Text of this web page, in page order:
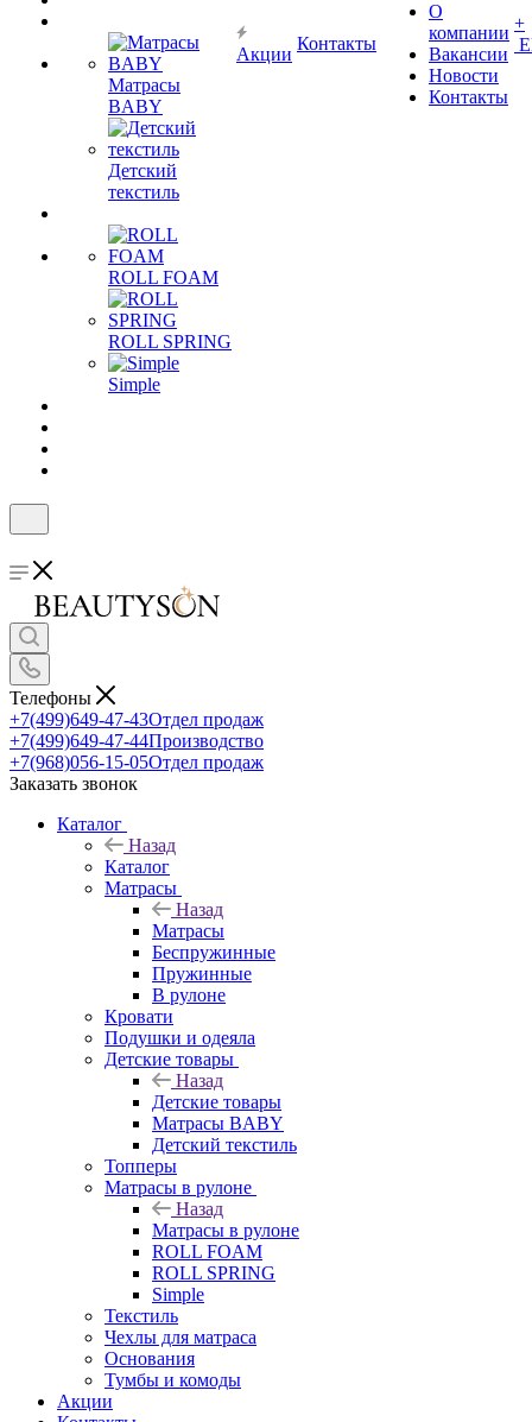
Матрасы
BABY
Детский
текстиль
ROLL FOAM
ROLL SPRING
Simple
Акции
Контакты
О
компании
Вакансии
Новости
Контакты
+
Телефоны
+7(499)649-47-43Отдел продаж
+7(499)649-47-44Производство
+7(968)056-15-05Отдел продаж
Заказать звонок
Каталог
Назад
Каталог
Матрасы
Назад
Матрасы
Беспружинные
Пружинные
В рулоне
Кровати
Подушки и одеяла
Детские товары
Назад
Детские товары
Матрасы BABY
Детский текстиль
Топперы
Матрасы в рулоне
Назад
Матрасы в рулоне
ROLL FOAM
ROLL SPRING
Simple
Текстиль
Чехлы для матраса
Основания
Тумбы и комоды
Акции